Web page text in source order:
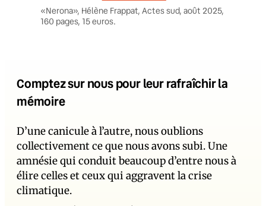
«Nerona», Hélène Frappat, Actes sud, août 2025,
160 pages, 15 euros.
Comptez sur nous pour leur rafraîchir la
mémoire
D’une canicule à l’autre, nous oublions
collectivement ce que nous avons subi. Une
amnésie qui conduit beaucoup d’entre nous à
élire celles et ceux qui aggravent la crise
climatique.